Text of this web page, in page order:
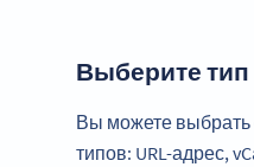
Выберите тип
Вы можете
типов: URL-адрес,